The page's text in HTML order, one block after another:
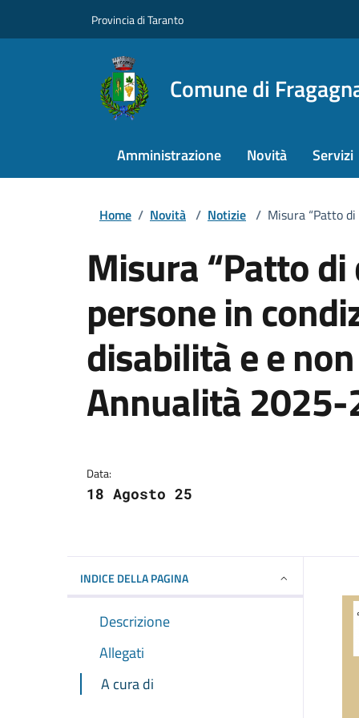
Provincia di Taranto
Comune di
Amministrazione Novità Servizi
Home / Novità / Notizie / Misura “Patto
Misura “Patto
persone in
disabilità e e
Annualità
Data:
18 Agosto 25
INDICE DELLA PAGINA
Descrizione
Allegati
A cura di